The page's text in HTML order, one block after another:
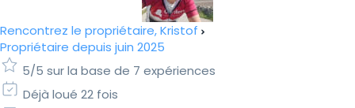
Rencontrez le propriétaire, Kristof
Propriétaire depuis juin 2025
5/5 sur la base de 7 expériences
Déjà loué 22 fois